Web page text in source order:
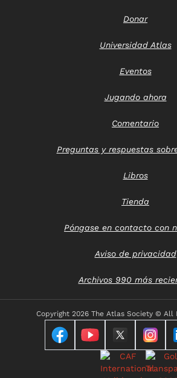
Donar
Universidad Atlas
Eventos
Jugando ahora
Comentario
Preguntas y respuestas
Libros
Tienda
Póngase en contacto con
Aviso de privacidad
Archivos 990 más
Copyright 2026 The Atlas Society © All